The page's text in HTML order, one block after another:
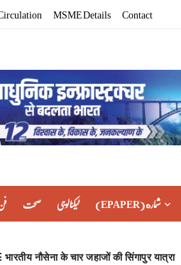
MSME Details Contact
صحت ٹیکنالوجی (EPAPER) شماره
नौसेना के चार जहाजों की सिंगापुर यात्रा